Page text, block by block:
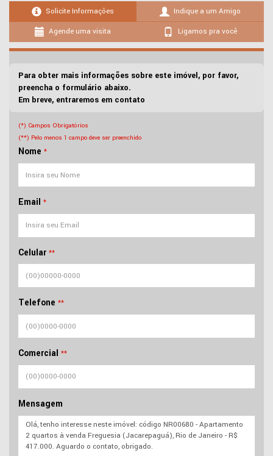
Solicite Informações
Indique a um Amigo
Agende uma visita
Ligamos pra você
Para obter mais informações sobre este imóvel, por favor,
preencha o formulário abaixo.
Em breve, entraremos em contato
(*) Campos Obrigatórios
(**) Pelo menos 1 campo deve ser preenchido
Nome *
Email *
Celular **
Telefone **
Comercial **
Mensagem